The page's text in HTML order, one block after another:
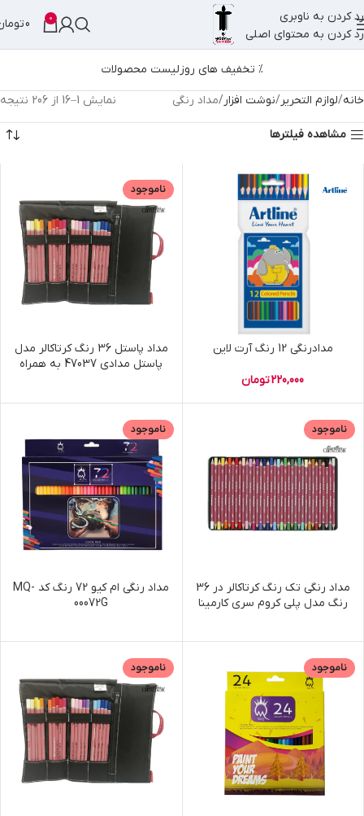
رد کردن به ناوبری
رد کردن به محتوای اصلی
0
0
% تخفیف های روزلیست محصولات
خانه لوازم التحریر نوشت افزار مداد رنگی نمایش 1–16 از 206 نتیجه
مشاهده فیلترها
مدادرنگی 12 رنگ آرت لاین
220,000تومان
ناموجود
مداد پاستل 36 رنگ کرتاکالر مدل
پاستل مدادی 47037 به همراه
ناموجود
مداد رنگی تک رنگ کرتاکالر در 36
رنگ مدل پلی کروم سری کارمینا
ناموجود
مداد رنگی ام کیو 72 رنگ کد MQ-
00072G
ناموجود ناموجود